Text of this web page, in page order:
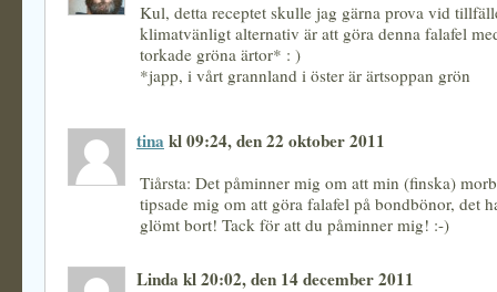
Kul, detta receptet skulle jag gärna prova vid
klimatvänligt alternativ är att göra denna falafel
torkade gröna ärtor* : )
*japp, i vårt grannland i öster är ärtsoppan grön
tina kl 09:24, den 22 oktober 2011
Tiårsta: Det påminner mig om att min (finska)
tipsade mig om att göra falafel på bondbönor, det
glömt bort! Tack för att du påminner mig! :-)
Linda kl 20:02, den 14 december 2011